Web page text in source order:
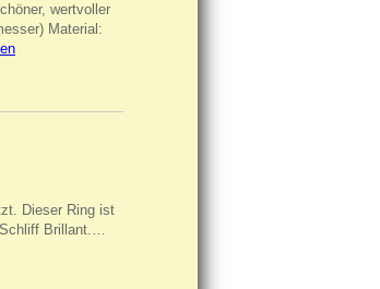
wertvoller
Material:
Dieser Ring ist
Brillant.…